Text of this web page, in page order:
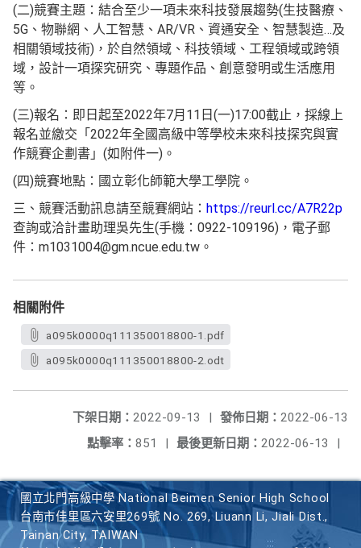
(二)競賽主題：結合至少一項未來科技發展趨勢(生技醫療、
5G、物聯網、人工智慧、AR/VR、資通安全、智慧製造…及
相關領域技術)，於自然領域、科技領域、工程領域或跨領
域，設計一項探究研究、專題作品、創意發明或生活應用
等。
(三)報名：即日起至2022年7月11日(一)17:00截止，採線上
報名並繳交「2022年全國高級中等學校未來科技探究與實
作競賽企劃書」(如附件一)。
(四)競賽地點：國立彰化師範大學工學院。
三、競賽活動訊息請至競賽網站： https://reurl.cc/A7R22p
查詢或洽計畫助理吳先生(手機：0922-109196)，電子郵
件：m1031004@gm.ncue.edu.tw。
相關附件
a095k0000q111350018800-1.pdf
a095k0000q111350018800-2.odt
發佈日期： 2022-06-13
下架日期： 2022-09-13
|
最後更新日期： 2022-06-13 |
點擊率： 851 |
國立北門高級中學 National Beimen Senior High School
台南市佳里區六安里269號 No. 269, Liuann Li, Jiali Dist.,
Tainan City, TAIWAN